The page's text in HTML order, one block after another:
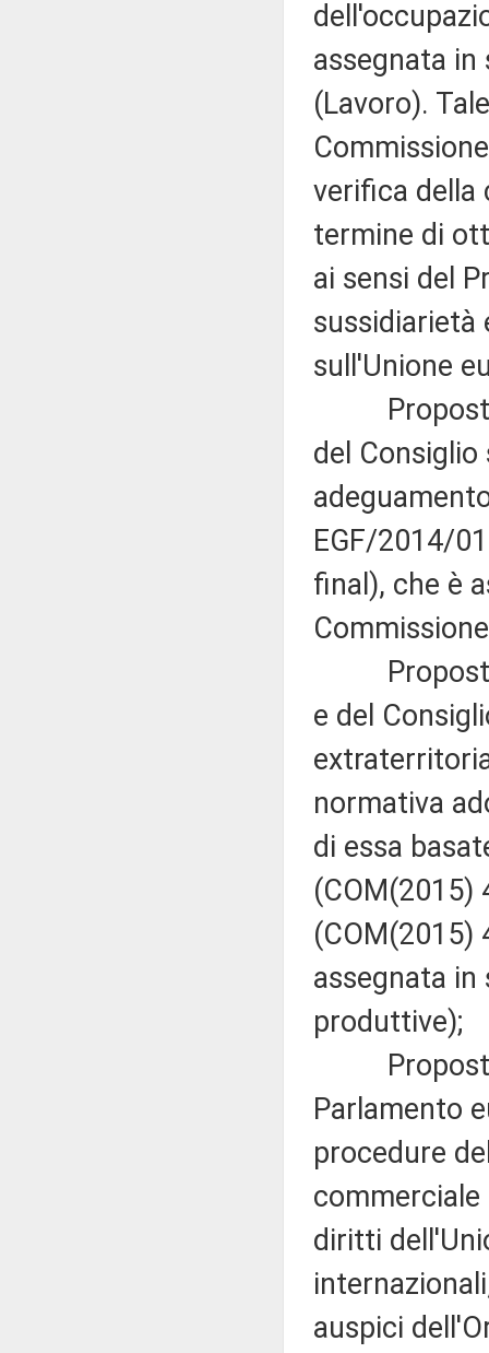
assegnata in
(Lavoro).
verifica della
termine di
ai sensi del
sussidiarietà
sull'Unione
Proposta
del
EGF/2014/
final), che è
Proposta
e del
normativa
di essa
(COM(2015)
(COM(2015)
assegnata
produttive);
Proposta
Parlamento
procedure
diritti
auspici